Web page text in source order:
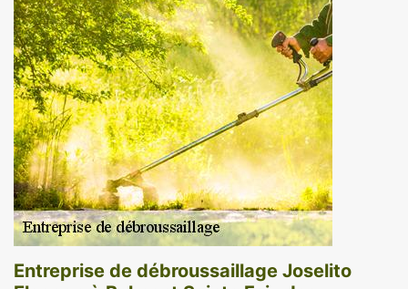
Entreprise de débroussaillage Joselito